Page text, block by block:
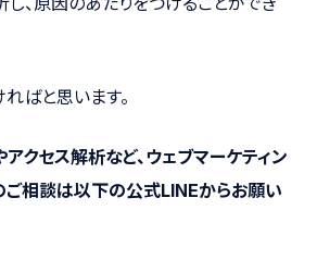
ばと思います。
クセス解析など、ウェブマーケティン
ご相談は以下の公式LINEからお願い